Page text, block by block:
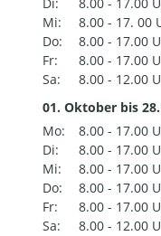
Di:
8.00 - 17.00
Mi:
8.00 - 17. 00
Do:
8.00 - 17.00
Fr:
8.00 - 17.00
Sa:
8.00 - 12.00
01. Oktober bis
Mo:
8.00 - 17.00
Di:
8.00 - 17.00
Mi:
8.00 - 17.00
Do:
8.00 - 17.00
Fr:
8.00 - 17.00
Sa:
8.00 - 12.00